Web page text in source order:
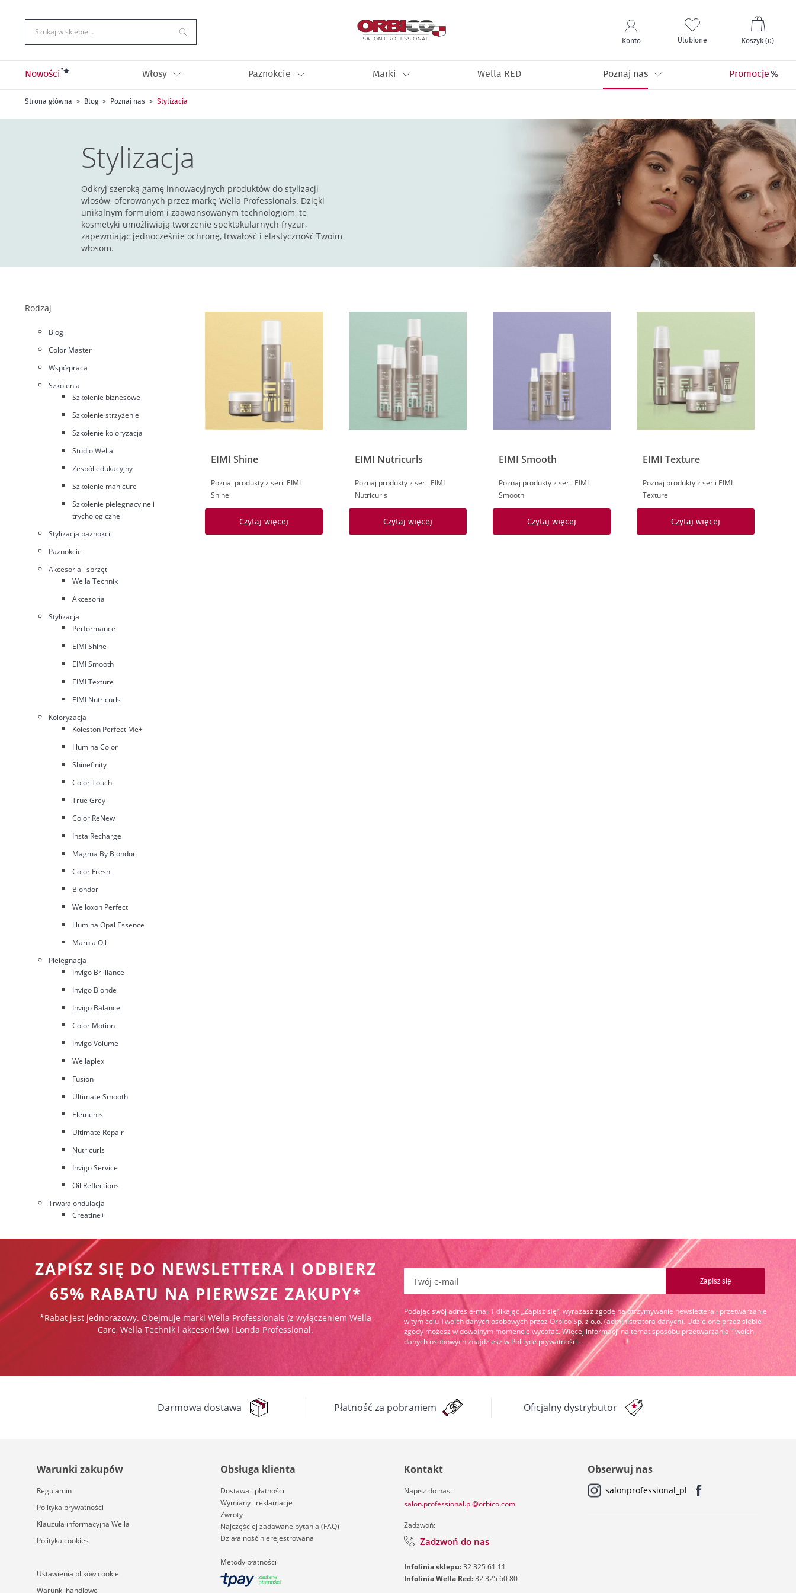
do
treści
Szukaj w sklepie…
Konto Ulubione Koszyk (0)
Nowości Włosy Paznokcie Marki Wella RED Poznaj nas Promocje
Strona główna Blog Poznaj nas Stylizacja
Stylizacja
Odkryj szeroką gamę innowacyjnych produktów do stylizacji
włosów, oferowanych przez markę Wella Professionals. Dzięki
unikalnym formułom i zaawansowanym technologiom, te
kosmetyki umożliwiają tworzenie spektakularnych fryzur,
zapewniając jednocześnie ochronę, trwałość i elastyczność Twoim
włosom.
EIMI Shine
Poznaj produkty z serii EIMI
Shine
Czytaj więcej
EIMI Nutricurls
Poznaj produkty z serii EIMI
Nutricurls
Czytaj więcej
EIMI Smooth
Poznaj produkty z serii EIMI
Smooth
Czytaj więcej
EIMI Texture
Poznaj produkty z serii EIMI
Texture
Czytaj więcej
Rodzaj
Blog
Color Master
Współpraca
Szkolenia
Szkolenie biznesowe
Szkolenie strzyżenie
Szkolenie koloryzacja
Studio Wella
Zespół edukacyjny
Szkolenie manicure
Szkolenie pielęgnacyjne i
trychologiczne
Stylizacja paznokci
Paznokcie
Akcesoria i sprzęt
Wella Technik
Akcesoria
Stylizacja
Performance
EIMI Shine
EIMI Smooth
EIMI Texture
EIMI Nutricurls
Koloryzacja
Koleston Perfect Me+
Illumina Color
Shinefinity
Color Touch
True Grey
Color ReNew
Insta Recharge
Magma By Blondor
Color Fresh
Blondor
Welloxon Perfect
Illumina Opal Essence
Marula Oil
Pielęgnacja
Invigo Brilliance
Invigo Blonde
Invigo Balance
Color Motion
Invigo Volume
Wellaplex
Fusion
Ultimate Smooth
Elements
Ultimate Repair
Nutricurls
Invigo Service
Oil Reflections
Trwała ondulacja
Creatine+
ZAPISZ SIĘ DO NEWSLETTERA I ODBIERZ
65% RABATU NA PIERWSZE ZAKUPY*
*Rabat jest jednorazowy. Obejmuje marki Wella Professionals (z wyłączeniem Wella
Care, Wella Technik i akcesoriów) i Londa Professional.
Zapisz się
Podając swój adres e-mail i klikając „Zapisz się”, wyrażasz zgodę na otrzymywanie newslettera i przetwarzanie
w tym celu Twoich danych osobowych przez Orbico Sp. z o.o. (administratora danych). Udzielone przez siebie
zgody możesz w dowolnym momencie wycofać. Więcej informacji na temat sposobu przetwarzania Twoich
danych osobowych znajdziesz w Polityce prywatności.
Darmowa dostawa Płatność za pobraniem Oficjalny dystrybutor
Warunki zakupów
Regulamin
Polityka prywatności
Klauzula informacyjna Wella
Polityka cookies
Ustawienia plików cookie
Warunki handlowe
Obsługa klienta
Dostawa i płatności
Wymiany i reklamacje
Zwroty
Najczęściej zadawane pytania (FAQ)
Działalność nierejestrowana
Metody płatności
Kontakt
Napisz do nas:
salon.professional.pl@orbico.com
Zadzwoń:
Zadzwoń do nas
Infolinia sklepu:32 325 61 11
Infolinia Wella Red:32 325 60 80
Obserwuj nas
salonprofessional_pl